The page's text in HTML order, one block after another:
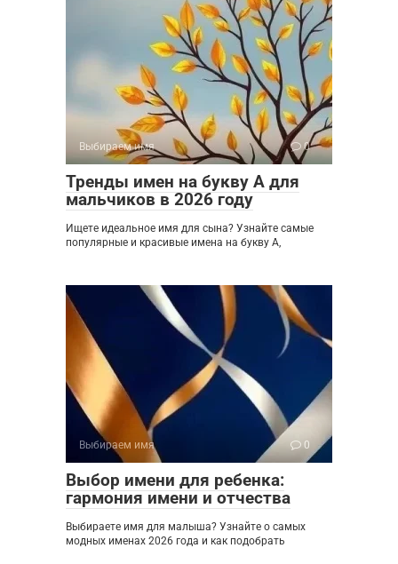
Выбираем имя 0
Тренды имен на букву А для
мальчиков в 2026 году
Ищете идеальное имя для сына? Узнайте самые
популярные и красивые имена на букву А,
Выбираем имя 0
Выбор имени для ребенка:
гармония имени и отчества
Выбираете имя для малыша? Узнайте о самых
модных именах 2026 года и как подобрать